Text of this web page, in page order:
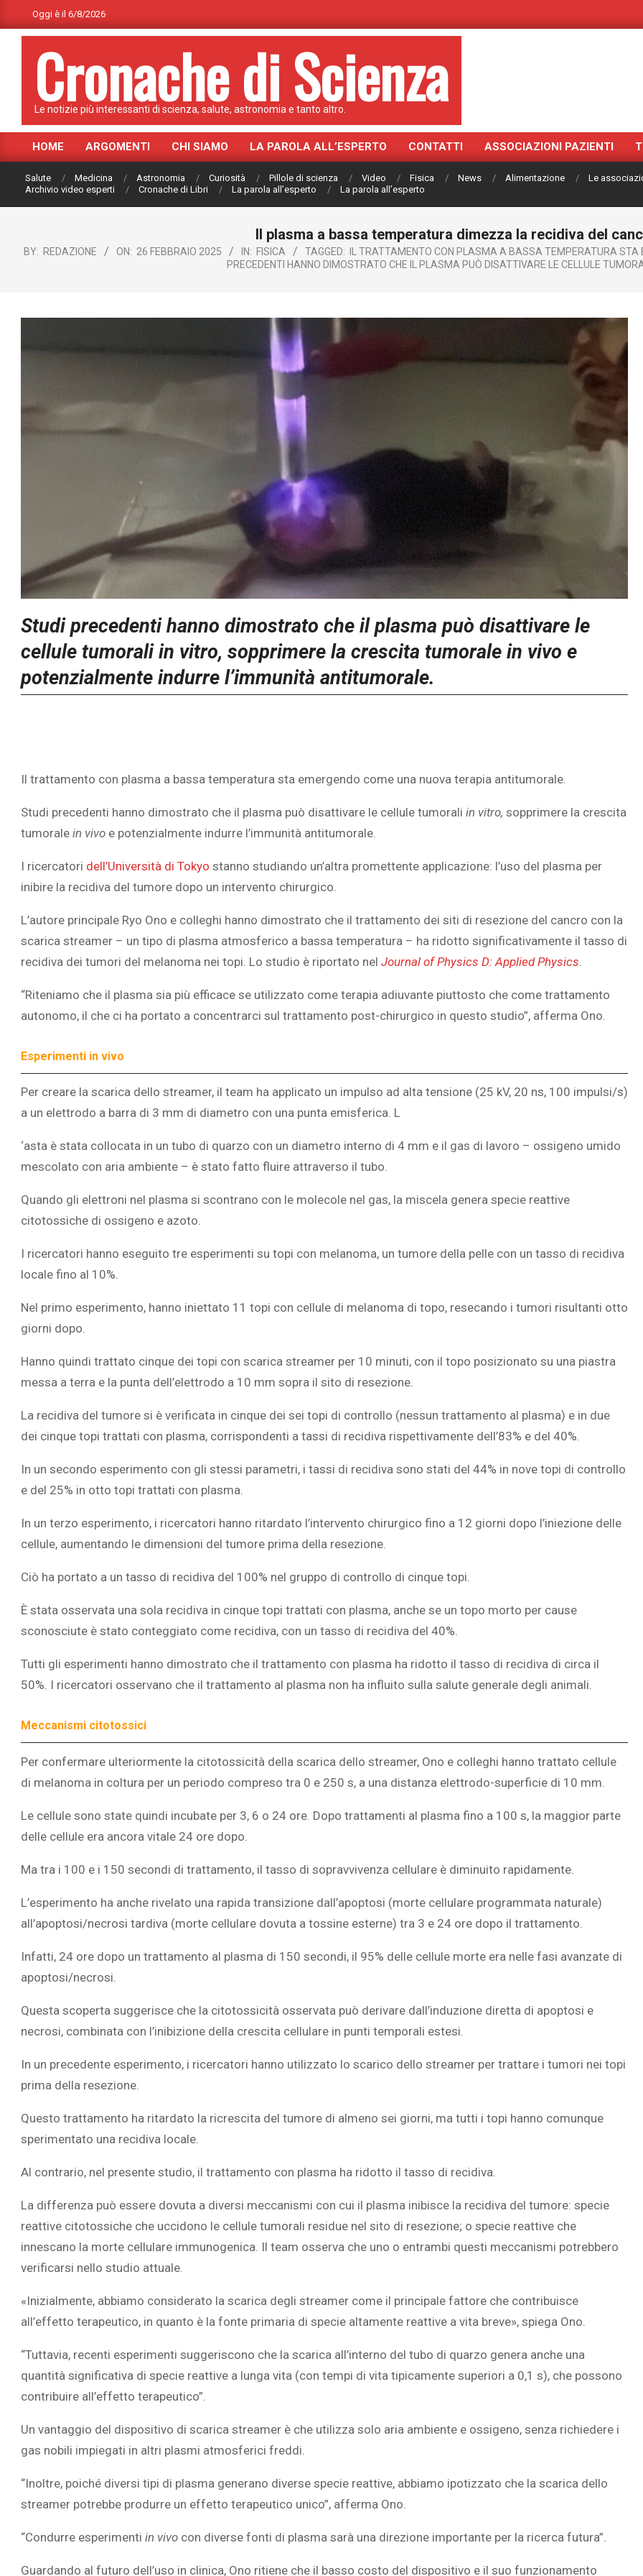
to
Oggi è il 6/8/2026
Cronache di Scienza
Le notizie più interessanti di scienza, salute, astronomia e tanto altro.
Primary
Navigation
Menu
HOME ARGOMENTI CHI SIAMO LA PAROLA ALL’ESPERTO CONTATTI ASSOCIAZIONI PAZIENTI
Salute Medicina Astronomia Curiosità Pillole di scienza Video Fisica News Alimentazione
Le
Archivio video esperti
Cronache di Libri La parola all’esperto La parola all’esperto
Il plasma a bassa temperatura dimezza la recidiva del
BY: REDAZIONE ON: 26 FEBBRAIO 2025 IN: FISICA TAGGED:
IL TRATTAMENTO CON PLASMA A BASSA TEMPERATURA
PRECEDENTI HANNO DIMOSTRATO CHE IL PLASMA PUÒ DISATTIVARE LE CELLULE
Studi precedenti hanno dimostrato che il plasma può disattivare le
cellule tumorali in vitro, sopprimere la crescita tumorale in vivo e
potenzialmente indurre l’immunità antitumorale.
Il trattamento con plasma a bassa temperatura sta emergendo come una nuova terapia antitumorale.
Studi precedenti hanno dimostrato che il plasma può disattivare le cellule tumorali in vitro, sopprimere la crescita
tumorale in vivo e potenzialmente indurre l’immunità antitumorale.
I ricercatori dell’Università di Tokyo stanno studiando un’altra promettente applicazione: l’uso del plasma per
inibire la recidiva del tumore dopo un intervento chirurgico.
L’autore principale Ryo Ono e colleghi hanno dimostrato che il trattamento dei siti di resezione del cancro con la
scarica streamer – un tipo di plasma atmosferico a bassa temperatura – ha ridotto significativamente il tasso di
recidiva dei tumori del melanoma nei topi. Lo studio è riportato nel Journal of Physics D: Applied Physics.
“Riteniamo che il plasma sia più efficace se utilizzato come terapia adiuvante piuttosto che come trattamento
autonomo, il che ci ha portato a concentrarci sul trattamento post-chirurgico in questo studio”, afferma Ono.
Esperimenti in vivo
Per creare la scarica dello streamer, il team ha applicato un impulso ad alta tensione (25 kV, 20 ns, 100 impulsi/s)
a un elettrodo a barra di 3 mm di diametro con una punta emisferica. L
‘asta è stata collocata in un tubo di quarzo con un diametro interno di 4 mm e il gas di lavoro – ossigeno umido
mescolato con aria ambiente – è stato fatto fluire attraverso il tubo.
Quando gli elettroni nel plasma si scontrano con le molecole nel gas, la miscela genera specie reattive
citotossiche di ossigeno e azoto.
I ricercatori hanno eseguito tre esperimenti su topi con melanoma, un tumore della pelle con un tasso di recidiva
locale fino al 10%.
Nel primo esperimento, hanno iniettato 11 topi con cellule di melanoma di topo, resecando i tumori risultanti otto
giorni dopo.
Hanno quindi trattato cinque dei topi con scarica streamer per 10 minuti, con il topo posizionato su una piastra
messa a terra e la punta dell’elettrodo a 10 mm sopra il sito di resezione.
La recidiva del tumore si è verificata in cinque dei sei topi di controllo (nessun trattamento al plasma) e in due
dei cinque topi trattati con plasma, corrispondenti a tassi di recidiva rispettivamente dell’83% e del 40%.
In un secondo esperimento con gli stessi parametri, i tassi di recidiva sono stati del 44% in nove topi di controllo
e del 25% in otto topi trattati con plasma.
In un terzo esperimento, i ricercatori hanno ritardato l’intervento chirurgico fino a 12 giorni dopo l’iniezione delle
cellule, aumentando le dimensioni del tumore prima della resezione.
Ciò ha portato a un tasso di recidiva del 100% nel gruppo di controllo di cinque topi.
È stata osservata una sola recidiva in cinque topi trattati con plasma, anche se un topo morto per cause
sconosciute è stato conteggiato come recidiva, con un tasso di recidiva del 40%.
Tutti gli esperimenti hanno dimostrato che il trattamento con plasma ha ridotto il tasso di recidiva di circa il
50%. I ricercatori osservano che il trattamento al plasma non ha influito sulla salute generale degli animali.
Meccanismi citotossici
Per confermare ulteriormente la citotossicità della scarica dello streamer, Ono e colleghi hanno trattato cellule
di melanoma in coltura per un periodo compreso tra 0 e 250 s, a una distanza elettrodo-superficie di 10 mm.
Le cellule sono state quindi incubate per 3, 6 o 24 ore. Dopo trattamenti al plasma fino a 100 s, la maggior parte
delle cellule era ancora vitale 24 ore dopo.
Ma tra i 100 e i 150 secondi di trattamento, il tasso di sopravvivenza cellulare è diminuito rapidamente.
L’esperimento ha anche rivelato una rapida transizione dall’apoptosi (morte cellulare programmata naturale)
all’apoptosi/necrosi tardiva (morte cellulare dovuta a tossine esterne) tra 3 e 24 ore dopo il trattamento.
Infatti, 24 ore dopo un trattamento al plasma di 150 secondi, il 95% delle cellule morte era nelle fasi avanzate di
apoptosi/necrosi.
Questa scoperta suggerisce che la citotossicità osservata può derivare dall’induzione diretta di apoptosi e
necrosi, combinata con l’inibizione della crescita cellulare in punti temporali estesi.
In un precedente esperimento, i ricercatori hanno utilizzato lo scarico dello streamer per trattare i tumori nei topi
prima della resezione.
Questo trattamento ha ritardato la ricrescita del tumore di almeno sei giorni, ma tutti i topi hanno comunque
sperimentato una recidiva locale.
Al contrario, nel presente studio, il trattamento con plasma ha ridotto il tasso di recidiva.
La differenza può essere dovuta a diversi meccanismi con cui il plasma inibisce la recidiva del tumore: specie
reattive citotossiche che uccidono le cellule tumorali residue nel sito di resezione; o specie reattive che
innescano la morte cellulare immunogenica. Il team osserva che uno o entrambi questi meccanismi potrebbero
verificarsi nello studio attuale.
«Inizialmente, abbiamo considerato la scarica degli streamer come il principale fattore che contribuisce
all’effetto terapeutico, in quanto è la fonte primaria di specie altamente reattive a vita breve», spiega Ono.
“Tuttavia, recenti esperimenti suggeriscono che la scarica all’interno del tubo di quarzo genera anche una
quantità significativa di specie reattive a lunga vita (con tempi di vita tipicamente superiori a 0,1 s), che possono
contribuire all’effetto terapeutico”.
Un vantaggio del dispositivo di scarica streamer è che utilizza solo aria ambiente e ossigeno, senza richiedere i
gas nobili impiegati in altri plasmi atmosferici freddi.
“Inoltre, poiché diversi tipi di plasma generano diverse specie reattive, abbiamo ipotizzato che la scarica dello
streamer potrebbe produrre un effetto terapeutico unico”, afferma Ono.
“Condurre esperimenti in vivo con diverse fonti di plasma sarà una direzione importante per la ricerca futura”.
Guardando al futuro dell’uso in clinica, Ono ritiene che il basso costo del dispositivo e il suo funzionamento
SOVRAPPESO E OBESITÀ
INFANTILE ASSOCIATI AD
ASSENZA DI FIGLI IN ETÀ
ADULTA
ECLISSE TOTALE DEL 12
BRUCIORE DI STOMACO O